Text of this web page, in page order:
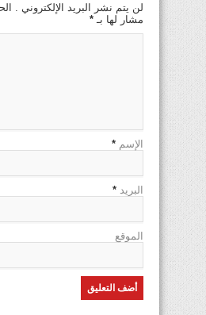
لن يتم نشر البريد الإلكتروني .
مشار لها بـ *
الإسم *
البريد *
الموقع